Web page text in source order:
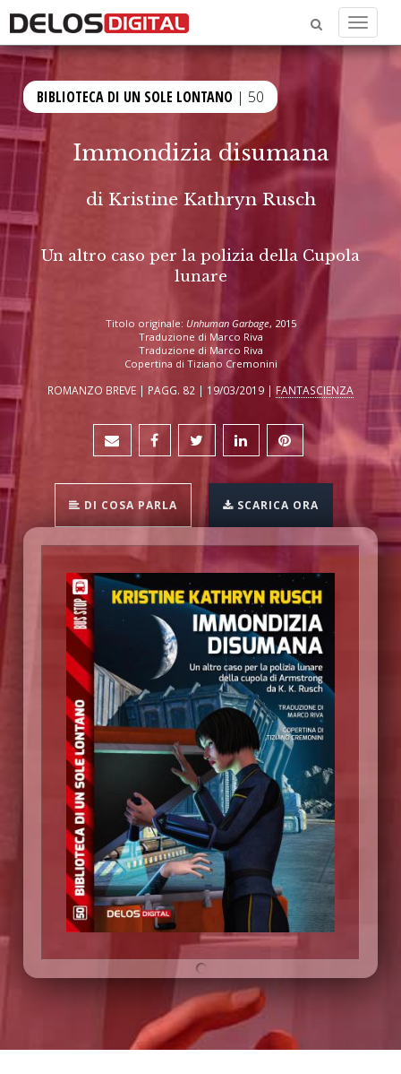
Menu
BIBLIOTECA DI UN SOLE LONTANO | 50
Immondizia disumana
di Kristine Kathryn Rusch
Un altro caso per la polizia della Cupola
lunare
Titolo originale: Unhuman Garbage, 2015
Traduzione di Marco Riva
Traduzione di Marco Riva
Copertina di Tiziano Cremonini
ROMANZO BREVE | PAGG. 82 | 19/03/2019 | FANTASCIENZA
DI COSA PARLA SCARICA ORA